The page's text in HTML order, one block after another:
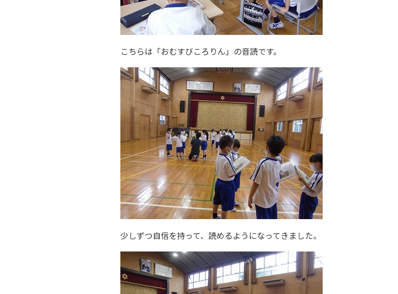
こちらは「おむすびころりん」の音読です。
少しずつ自信を持って、読めるようになってきました。